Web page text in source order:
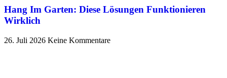
Hang Im Garten: Diese Lösungen Funktionieren
Wirklich
26. Juli 2026 Keine Kommentare